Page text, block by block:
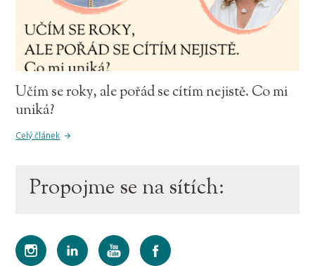
Učím se roky, ale pořád se cítím nejistě. Co mi
uniká?
Celý článek
Propojme se na sítích: